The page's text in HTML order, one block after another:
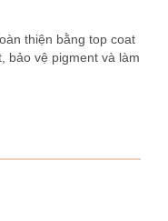
thiện bằng top coat
bảo vệ pigment và làm